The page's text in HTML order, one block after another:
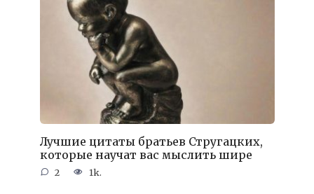
Лучшие цитаты братьев Стругацких,
которые научат вас мыслить шире
2 1k.